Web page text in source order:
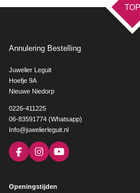
TOP
Annulering Bestelling
Juwelier Leguit
Hoefje 9A
Nieuwe Niedorp
0226-411225
06-83591774 (Whatsapp)
Info@juwelierleguit.nl
F
a
b
I
n
a
Y
o
Openingstijden